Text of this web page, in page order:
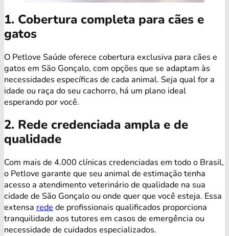
1. Cobertura completa para cães e
gatos
O Petlove Saúde oferece cobertura exclusiva para cães e
gatos em São Gonçalo, com opções que se adaptam às
necessidades específicas de cada animal. Seja qual for a
idade ou raça do seu cachorro, há um plano ideal
esperando por você.
2. Rede credenciada ampla e de
qualidade
Com mais de 4.000 clínicas credenciadas em todo o Brasil,
o Petlove garante que seu animal de estimação tenha
acesso a atendimento veterinário de qualidade na sua
cidade de São Gonçalo ou onde quer que você esteja. Essa
extensa rede de profissionais qualificados proporciona
tranquilidade aos tutores em casos de emergência ou
necessidade de cuidados especializados.